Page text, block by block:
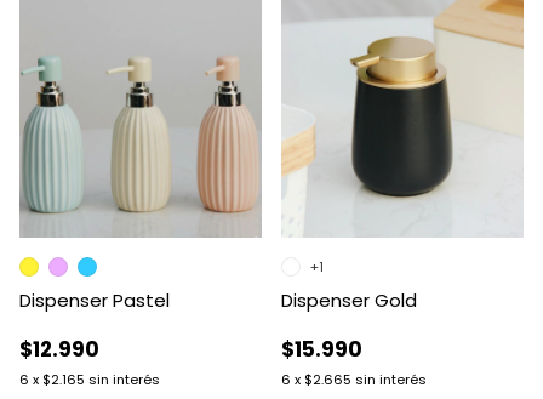
Dispenser Pastel
$12.990
6 x $2.165 sin interés
Dispenser Gold
$15.990
6 x $2.665 sin interés
+1